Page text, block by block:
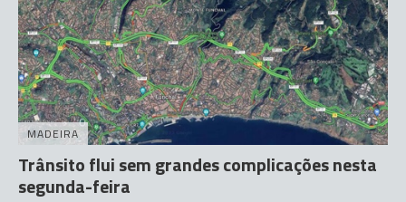
MADEIRA
Trânsito flui sem grandes complicações nesta
segunda-feira